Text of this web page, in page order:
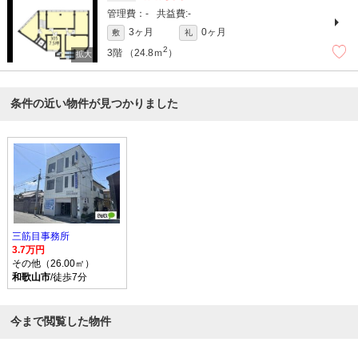
- -
敷 3ヶ月 礼
0ヶ月
3階
（24.8ｍ2 ）
条件の近い物件が見つかりました
三筋目事務所
3.7万円
その他（26.00㎡）
和歌山市/徒歩7分
今まで閲覧した物件